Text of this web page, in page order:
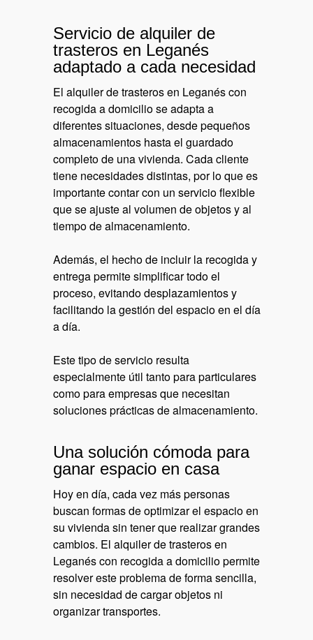
Servicio de alquiler de
trasteros en Leganés
adaptado a cada necesidad
El alquiler de trasteros en Leganés con
recogida a domicilio se adapta a
diferentes situaciones, desde pequeños
almacenamientos hasta el guardado
completo de una vivienda. Cada cliente
tiene necesidades distintas, por lo que es
importante contar con un servicio flexible
que se ajuste al volumen de objetos y al
tiempo de almacenamiento.
Además, el hecho de incluir la recogida y
entrega permite simplificar todo el
proceso, evitando desplazamientos y
facilitando la gestión del espacio en el día
a día.
Este tipo de servicio resulta
especialmente útil tanto para particulares
como para empresas que necesitan
soluciones prácticas de almacenamiento.
Una solución cómoda para
ganar espacio en casa
Hoy en día, cada vez más personas
buscan formas de optimizar el espacio en
su vivienda sin tener que realizar grandes
cambios. El alquiler de trasteros en
Leganés con recogida a domicilio permite
resolver este problema de forma sencilla,
sin necesidad de cargar objetos ni
organizar transportes.